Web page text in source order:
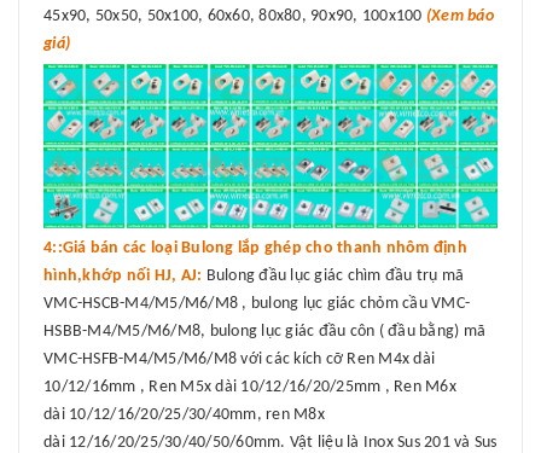
45x90, 50x50, 50x100, 60x60, 80x80, 90x90, 100x100 (Xem báo
giá)
4::Giá bán các loại Bulong lắp ghép cho thanh nhôm định
hình,khớp nối HJ, AJ: Bulong đầu lục giác chìm đầu trụ mã
VMC-HSCB-M4/M5/M6/M8 , bulong lục giác chỏm cầu VMC-
HSBB-M4/M5/M6/M8, bulong lục giác đầu côn ( đầu bằng) mã
VMC-HSFB-M4/M5/M6/M8 với các kích cỡ Ren M4x dài
10/12/16mm , Ren M5x dài 10/12/16/20/25mm , Ren M6x
dài 10/12/16/20/25/30/40mm, ren M8x
dài 12/16/20/25/30/40/50/60mm. Vật liệu là Inox Sus 201 và Sus